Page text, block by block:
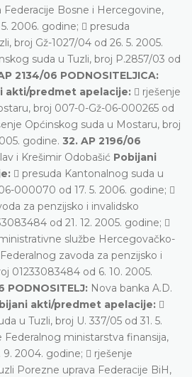
Bosne i Hercegovine,
2006. godine;  presuda
broj Gž-1027/04 od 26. 5. 2005.
suda u Tuzli, broj P.2857/03 od
2134/06 PODNOSITELJICA:
akti/predmet apelacije:  rješenje
broj 007-0-Gž-06-000265 od
Općinskog suda u Mostaru, broj
godine. 32. AP 2196/06
i Krešimir Odobašić Pobijani
 presuda Kantonalnog suda u
000070 od 17. 5. 2006. godine; 
za penzijsko i invalidsko
od 21. 12. 2005. godine; 
službe Hercegovačko-
zavoda za penzijsko i
01233083484 od 6. 10. 2005.
PODNOSITELJ: Nova banka A.D.
akti/predmet apelacije: 
u Tuzli, broj U. 337/05 od 31. 5.
Federalnog ministarstva finansija,
9. 2004. godine;  rješenje
Porezne uprava Federacije BiH,